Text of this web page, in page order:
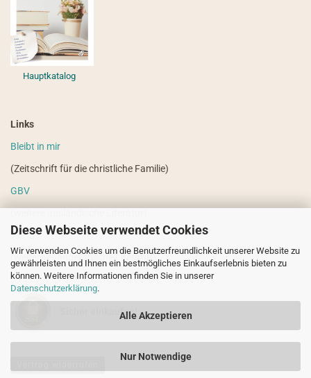
Diese Webseite verwendet Cookies
Wir verwenden Cookies um die Benutzerfreundlichkeit unserer Website zu
gewährleisten und Ihnen ein bestmögliches Einkaufserlebnis bieten zu
können. Weitere Informationen finden Sie in unserer
Datenschutzerklärung.
Alle Akzeptieren
Nur Notwendige
Hauptkatalog
Links
Bleibt in mir
(Zeitschrift für die christliche Familie)
GBV
VdHS
(weitere evangelistische Literatur)
Sicher einkaufen!